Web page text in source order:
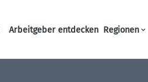
Haupt-Navigation
Arbeitgeber entdecken Regionen